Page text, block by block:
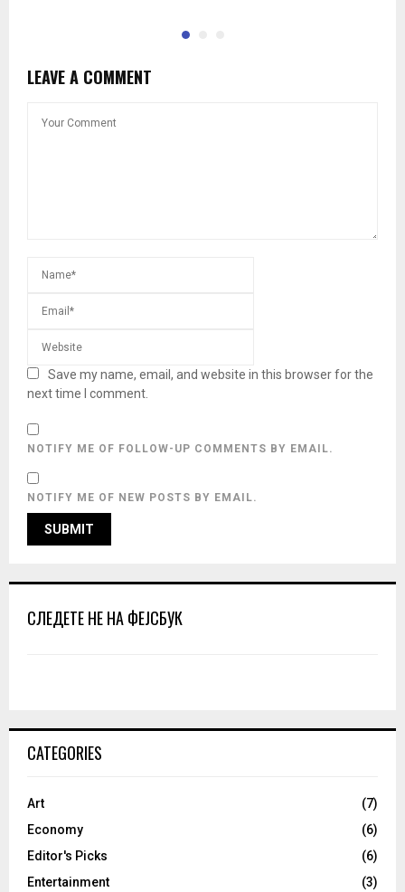
LEAVE A COMMENT
Save my name, email, and website in this browser for the
next time I comment.
NOTIFY ME OF FOLLOW-UP COMMENTS BY EMAIL.
NOTIFY ME OF NEW POSTS BY EMAIL.
СЛЕДЕТЕ НЕ НА ФЕЈСБУК
CATEGORIES
Art
(7)
Economy
(6)
Editor's Picks
(6)
Entertainment
(3)